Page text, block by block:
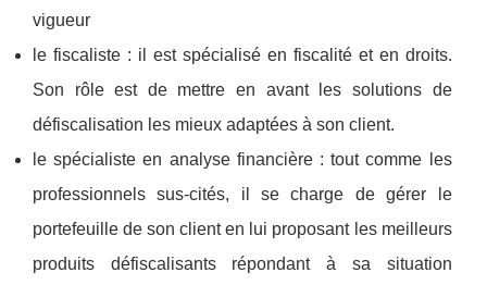
vigueur
le fiscaliste : il est spécialisé en fiscalité et en droits.
Son rôle est de mettre en avant les solutions de
défiscalisation les mieux adaptées à son client.
le spécialiste en analyse financière : tout comme les
professionnels sus-cités, il se charge de gérer le
portefeuille de son client en lui proposant les meilleurs
produits défiscalisants répondant à sa situation